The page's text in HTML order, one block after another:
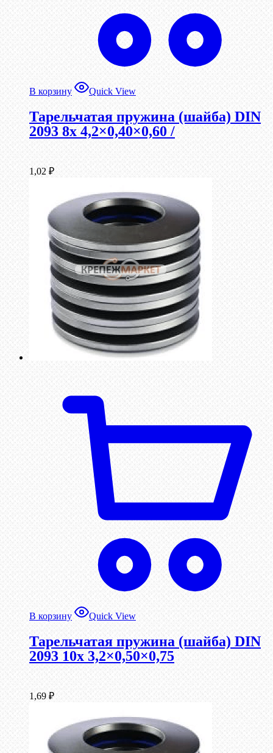
В корзину Quick View
Тарельчатая пружина (шайба) DIN
2093 8x 4,2×0,40×0,60 /
1,02 ₽
В корзину Quick View
Тарельчатая пружина (шайба) DIN
2093 10x 3,2×0,50×0,75
1,69 ₽